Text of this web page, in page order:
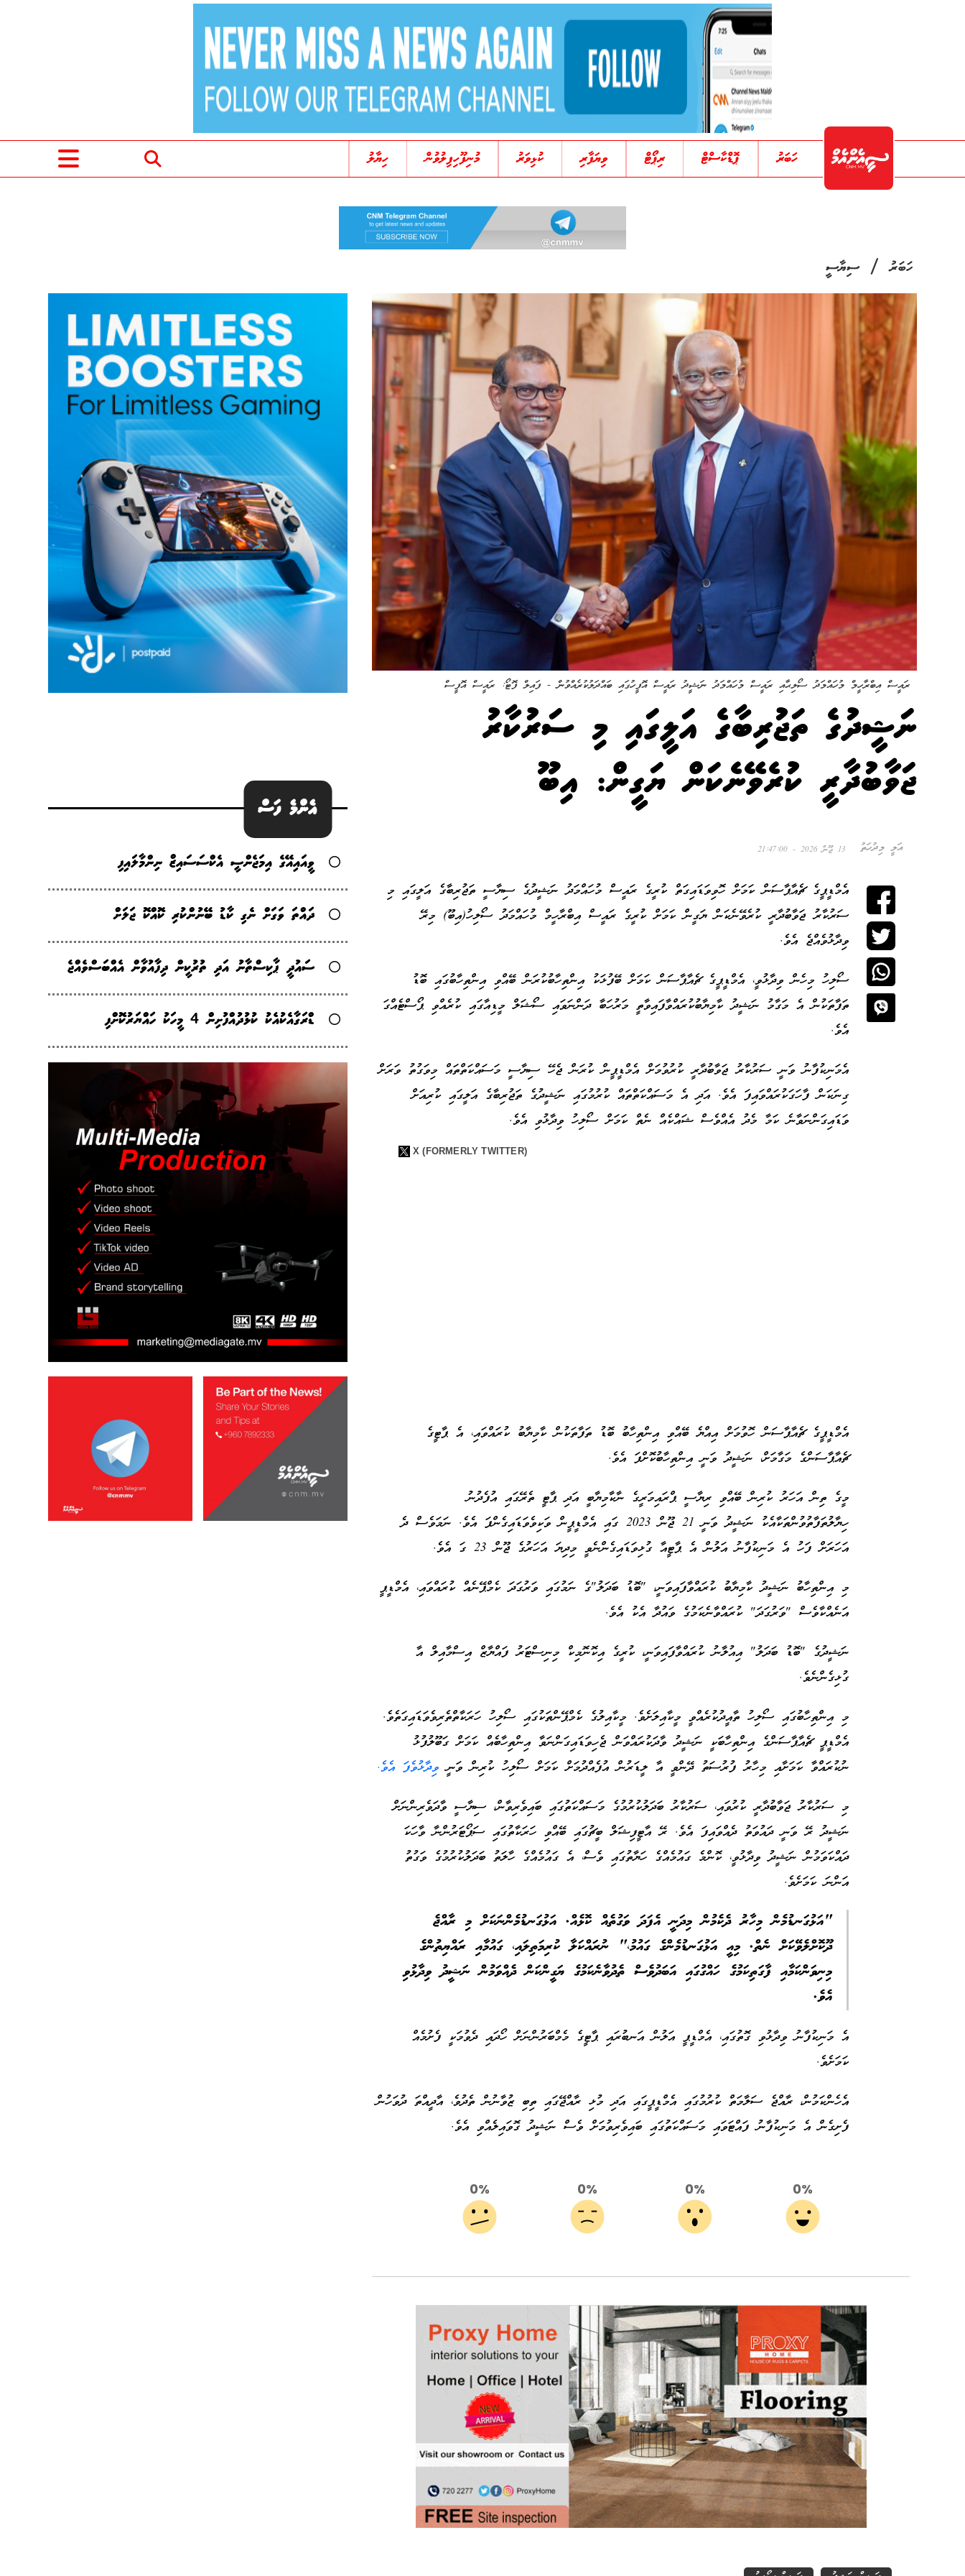
ހަބަރު ޕޮޑްކާސްޓް ރިޕޯޓް ވިޔަފާރި ކުޅިވަރު މުނިފޫހިފިލުވުން ހިޔާލު
ހަބަރު/ސިޔާސީ
ރައީސް އިބްރާހީމް މުހައްމަދު ސޯލިޙާއި ރައީސް މުހައްމަދު ނަޝީދު ރައީސް އޮފީހުގައި ބައްދަލުކުރެއްވުން - ފައިލް ފޮޓޯ: ރައީސް އޮފީސް
ނަޝީދުގެ ތަޖުރިބާގެ އަލީގައި މި ސަރުކާރު
ޖަވާބުދާރީ ކުރެވޭނެކަން ޔަގީން: އިބޫ
އަލީ މިދުހަތު 13 ޖޫން 2026 - 21:47:00
އެމްޑީޕީގެ ޗެއާޕާސަން ކަމަށް ހޮވިވަޑައިގަތް ކުރީގެ ރައީސް މުހައްމަދު ނަޝީދުގެ ސިޔާސީ ތަޖުރިބާގެ އަލީގައި މި
ސަރުކާރު ޖަވާބުދާރީ ކުރެވޭނެކަން ޔަގީން ކަމަށް ކުރީގެ ރައީސް އިބްރާހީމް މުހައްމަދު ސޯލިހު(އިބޫ) މިރޭ
ވިދާޅުވެއްޖެ އެވެ.
ސޯލިހު މިހެން ވިދާޅުވީ، އެމްޑީޕީގެ ޗެއާޕާސަން ކަމަށް ބޭފުޅަކު އިންތިހާބުކުރަން ބޭއްވި އިންތިހާބުގައި ބޮޑު
ތަފާތަކުން އެ މަގާމު ނަޝީދު ކާމިޔާބުކުރައްވާފައިވާތީ މަރުހަބާ ދަންނަވައި ސޯޝަލް މީޑިއާގައި ކުރެއްވި ޕޯސްޓެއްގަ
އެވެ.
އެމަނިކުފާނު ވަނީ ސަރުކާރު ޖަވާބުދާރީ ކުރުވުމަށް އެމްޑީޕީން ކުރަން ޖެހޭ ސިޔާސީ މަސައްކަތްތައް މިވަގުތު ވަރަށް
ގިނަކަން ފާހަގަކުރައްވައިފަ އެވެ. އަދި އެ މަސައްކަތްތައް ކުރުމުގައި ނަޝީދުގެ ތަޖުރިބާގެ އަލީގައި ކުރިއަށް
ވަޑައިގަންނަވާނެ ކަމާ މެދު އެއްވެސް ޝައްކެއް ނެތް ކަމަށް ސޯލިހު ވިދާޅުވި އެވެ.
އެމްޑީޕީގެ ޗެއާޕާސަން ހޮވުމަށް އިއްޔެ ބޭއްވި އިންތިހާބު ބޮޑު ތަފާތަކުން ކާމިޔާބު ކުރައްވައި، އެ ޕާޓީގެ
ޗެއާޕާސަންގެ މަގާމަށް، ނަޝީދު ވަނީ އިންތިހާބުކޮށްފަ އެވެ.
މީގެ ތިން އަހަރު ކުރިން ބޭއްވި ރިޔާސީ ޕްރައިމަރީގެ ނާކާމިޔާބީ އަދި ޕާޓީ ތެރޭގައި އުފެދުނު
ހިޔާލުތަފާތުވުންތަކާއެކު ނަޝީދު ވަނީ 21 ޖޫން 2023 ގައި އެމްޑީޕީން ވަކިވެވަޑައިގެންފަ އެވެ. ނަމަވެސް ދެ
އަހަރަށް ފަހު އެ މަނިކުފާނު އަލުން އެ ޕާޓީއާ ގުޅިވަޑައިގެންނެވީ މިދިޔަ އަހަރުގެ ޖޫން 23 ގަ އެވެ.
މި އިންތިހާބު ނަޝީދު ކާމިޔާބު ކުރައްވާފައިވަނީ، "ބޮޑު ބަދަލު"ގެ ނަމުގައި ވަރުގަދަ ކެމްޕޭނެއް ކުރައްވައި، އެމްޑީޕީ
އަނެއްކާވެސް "ވަރުގަދަ" ކުރައްވާނެކަމުގެ ވައުދާ އެކު އެވެ.
ނަޝީދުގެ "ބޮޑު ބަދަލު" އިއުލާނު ކުރައްވާފައިވަނީ، ކުރީގެ އިކޮނޮމިކް މިނިސްޓަރު ފައްޔާޒް އިސްމާއިލް އާ
ގުޅިގެންނެވެ.
މި އިންތިހާބުގައި ސޯލިހު ތާއީދުކުރެއްވީ މީކާއިލަށެވެ. މީކާއިލުގެ ކެމްޕޭންތަކުގައި ސޯލިހު ހަރަކާތްތެރިވެވަޑައިގަތެވެ.
އެމްޑީޕީ ޗެއާޕާސަންގެ އިންތިހާބަކީ ނަޝީދު ވާދަކުރައްވަން ޖެހިވަޑައިގަންނަވާ އިންތިހާބެއް ކަމަށް ގަބޫލުފުޅު
ނުކުރައްވާ ކަމަށާއި މިހާރު ފުރުސަތު ދޭންވީ އާ ލީޑަރުން އުފެއްދުމަށް ކަމަށް ސޯލިހު ކުރިން ވަނީވިދާޅުވެފަ އެވެ.
މި ސަރުކާރު ޖަވާބުދާރީ ކުރުވައި، ސަރުކާރު ބަދަލުކުރުމުގެ މަސައްކަތުގައި ބައިވެރިވާން، ސިޔާސީ ވާދަވެރިންނަށް
ނަޝީދު ރޭ ވަނީ ދައުވަތު ދެއްވައިފަ އެވެ. ރޭ އާޓީފިޝަލް ބީޗުގައި ބޭއްވި ހަރަކާތުގައި ސަޕޯޓަރުންނާ ވާހަކަ
ދައްކަވަމުން ނަޝީދު ވިދާޅުވީ، ކޮންމެ ގައުމެއްގެ ހަޔާތުގައި ވެސް، އެ ގައުމެއްގެ ހާލަތު ބަދަލުކުރުމުގެ ވަގުތު
އަންނަ ކަމަށެވެ.
"އަޅުގަނޑުމެން މިހާރު ދެކެމުން މިދަނީ އެފަދަ ވަގުތެއް ކޮޅެއް. އަޅުގަނޑުމެންނަކަށް މި ރާއްޖެ
ދޫކޮށްލެވޭކަށް ނެތް. މިއީ އަޅުގަނޑުމެންގެ ގައުމު،" ނުރައްކަލާ ކުރިމަތިލައި، ގައުމާއި ރައްޔިތުންގެ
މިނިވަންކަމާއި ފާގަތިކަމުގެ ހައްގުގައި އަބަދުވެސް ތެދުވާނެކަމުގެ ޔަގީންކަން ދެއްވަމުން ނަޝީދު ވިދާޅުވި
އެވެ.
އެ މަނިކުފާނު ވިދާޅުވި ގޮތުގައި، އެމްޑީޕީ އަލުން އަނބުރައި ޕާޓީގެ މެމްބަރުންނަށް ހޯދައި ދެވުމަކީ ފެށުމެއް
ކަމަށެވެ.
އެހެންކަމުން، ރާއްޖެ ސަލާމަތް ކުރުމުގައި އެމްޑީޕީގައި އަދި މުޅި ރާއްޖޭގައި ތިބި ޒުވާނުން ތެދުވެ، އާދީއްތަ ދުވަހުން
ފެށިގެން އެ މަނިކުފާނު ފައްޓަވައި މަސައްކަތުގައި ބައިވެރިވުމަށް ވެސް ނަޝީދު ގޮވައިލެއްވި އެވެ.
0%
0%
0%
0%
އެންމެ ފަސް
ވީއައިއޭގެ އިމަޖެންސީ އެކްސަސައިޒް ނިންމާލައިފި
ދައްތަ ވަގަށް ނެގި ކާޑު ބޭނުންކުރި ކޮއްކޮ ޖަލަށް
ސައުދީ ޕާކިސްތާނު އަދި ތުރުކީން ދިފާއުވާން އެއްބަސްވެއްޖެ
ޑްރަގާއެކުއެކު ކުޅުދުއްފުށިން 4 މީހަކު ހައްޔަރުކޮށްފި